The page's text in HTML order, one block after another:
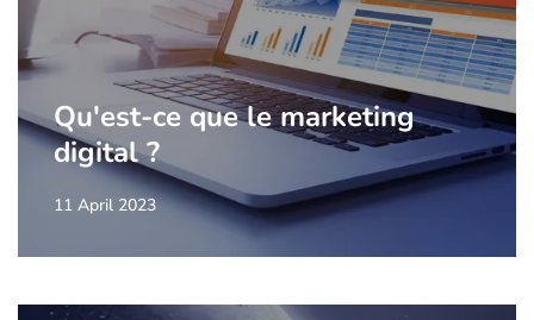
Qu'est-ce que le marketing
digital ?
11 April 2023